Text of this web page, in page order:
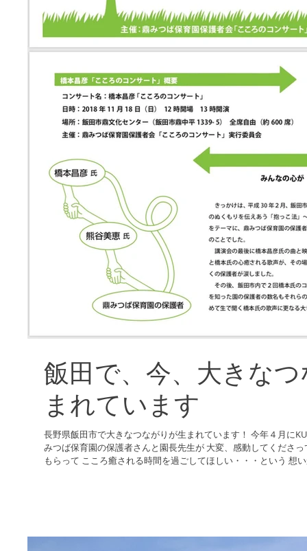
飯田で、今、大きな
まれています
長野県飯田市で大きなつながりが生まれています！ 今年４月に
みつば保育園の保護者さんと園長先生が 大変、感動してくださ
もらって こころ癒される時間を過ごしてほしい・・・という 想